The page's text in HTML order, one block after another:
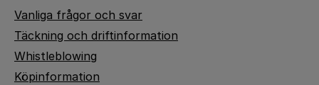
Vanliga frågor och svar
Täckning och driftinformation
Whistleblowing
Köpinformation